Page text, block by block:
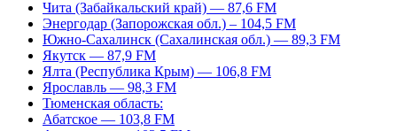
Чита (Забайкальский край) — 87,6 FM
Энергодар (Запорожская обл.) – 104,5 FM
Южно-Сахалинск (Сахалинская обл.) — 89,3 FM
Якутск — 87,9 FM
Ялта (Республика Крым) — 106,8 FM
Ярославль — 98,3 FM
Тюменская область:
Абатское — 103,8 FM